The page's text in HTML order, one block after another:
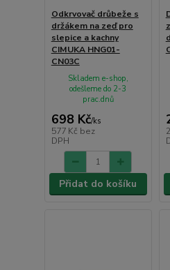
Odkrvovač drůbeže s
držákem na zeď pro
slepice a kachny
CIMUKA HNG01-
CN03C
698 Kč/ks
577 Kč bez
DPH
Skladem e-shop,
odešleme do 2-3
prac.dnů
Přidat do košíku